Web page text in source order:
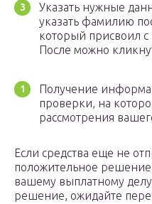
Указать нужные
указать фамилию
который присвоил
После можно
Получение
проверки, на
рассмотрения
Если средства еще не
положительное
вашему выплатному
решение, ожидайте